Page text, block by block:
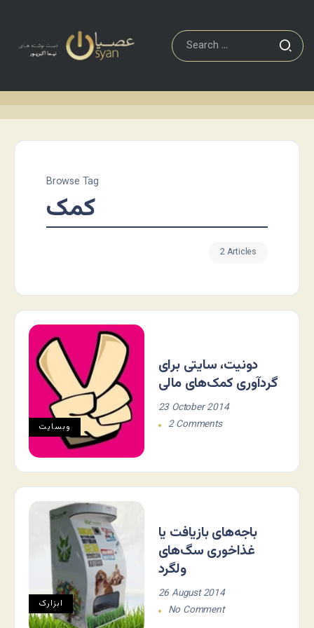
Browse Tag
کمک
2 Articles
وبسایت
دونیت، سایتی برای
گردآوری کمک‌های مالی
23 October 2014
2 Comments
ابزارک
باجه‌های بازیافت یا
غذاخوری سگ‌های
ولگرد
26 August 2014
No Comment